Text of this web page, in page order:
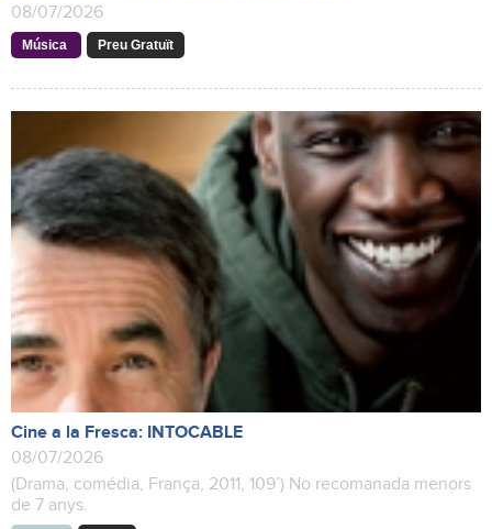
08/07/2026
Música Preu Gratuït
Cine a la Fresca: INTOCABLE
08/07/2026
(Drama, comédia, França, 2011, 109’) No recomanada menors
de 7 anys.